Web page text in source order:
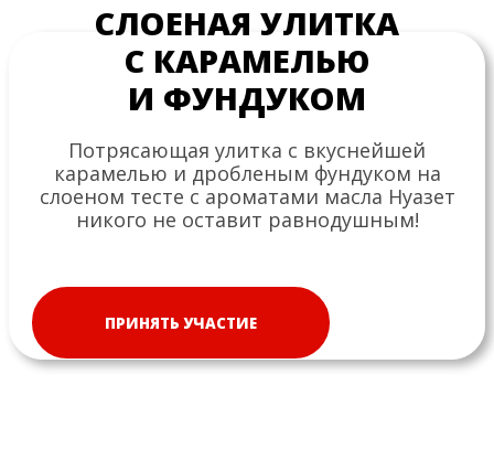
СЛОЕНАЯ УЛИТКА
С КАРАМЕЛЬЮ
И ФУНДУКОМ
Потрясающая улитка с вкуснейшей
карамелью и дробленым фундуком на
слоеном тесте с ароматами масла Нуазет
никого не оставит равнодушным!
ПРИНЯТЬ УЧАСТИЕ